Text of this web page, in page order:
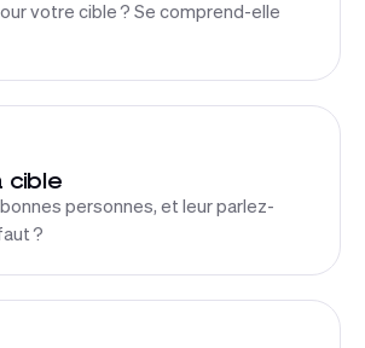
votre cible ? Se comprend-elle
cible
personnes, et leur parlez-
?